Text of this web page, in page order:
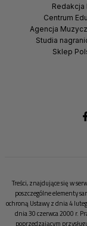
Redakcja
Centrum
Agencja
Studia
Sklep
Treści, znajdujące się w
poszczególne elementy
ochroną Ustawy z dnia 4
dnia 30 czerwca 2000 r.
poprzedzającym